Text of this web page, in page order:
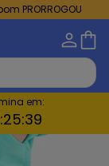
PRORROGOU
em:
25:37